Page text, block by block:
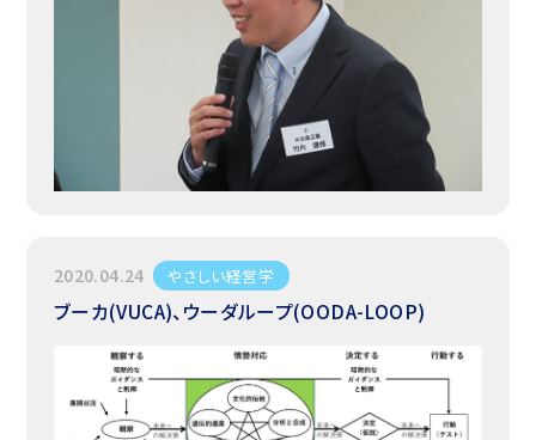
2020.04.24 やさしい経営学
ブーカ(VUCA)、ウーダループ(OODA-LOOP)